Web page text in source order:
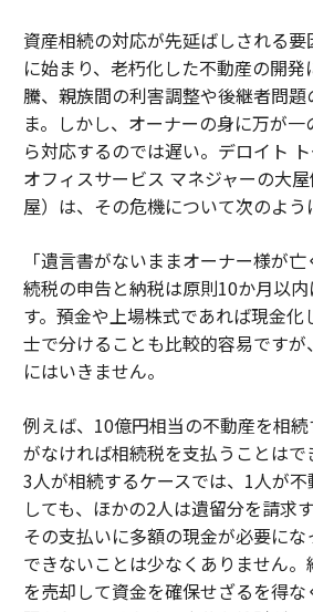
資産相続の対応が先延ばしされる
に始まり、老朽化した不動産の開
騰、親族間の利害調整や後継者問
ま。しかし、オーナーの身に万が
ら対応するのでは遅い。デロイト
オフィスサービス マネジャーの大
屋）は、その危機について次のよう
「遺言書がないままオーナー様が
続税の申告と納税は原則10か月以
す。預金や上場株式であれば現金化
士で分けることも比較的容易です
にはいきません。
例えば、10億円相当の不動産を相
がなければ相続税を支払うことはで
3人が相続するケースでは、1人が
しても、ほかの2人は遺留分を請求
その支払いに多額の現金が必要にな
できないことは少なくありません
を売却して資金を確保せざるを得な